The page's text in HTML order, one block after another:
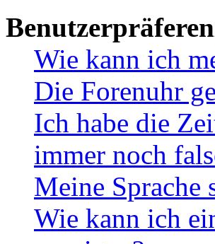
Wie kann ich
Die Forenuhr
Ich habe die
immer noch
Meine Sprache
Wie kann ich